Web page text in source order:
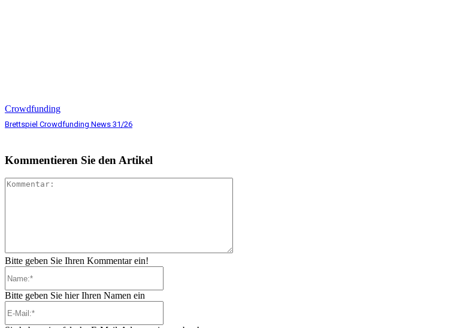
Crowdfunding
Brettspiel Crowdfunding News 31/26
Kommentieren Sie den Artikel
Bitte geben Sie Ihren Kommentar ein!
Bitte geben Sie hier Ihren Namen ein